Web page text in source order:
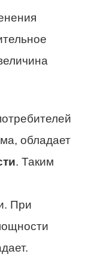
обладает
. Таким
При